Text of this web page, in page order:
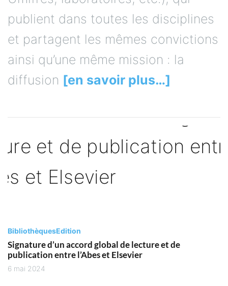
publient dans toutes les disciplines
et partagent les mêmes convictions
ainsi qu’une même mission : la
diffusion [en savoir plus…]
BibliothèquesEdition
Signature d’un accord global de lecture et de
publication entre l’Abes et Elsevier
6 mai 2024